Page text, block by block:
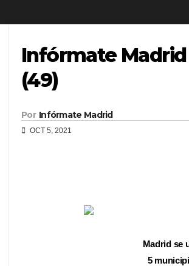
Infórmate Madrid
(49)
Por Infórmate Madrid
OCT 5, 2021
Madrid se
5